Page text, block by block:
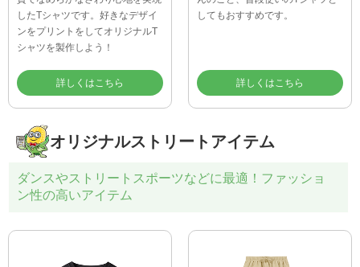
したTシャツです。好きなデザイ
ンをプリントをしてオリジナルT
シャツを製作しよう！
詳しくはこちら
してもおすすめです。
詳しくはこちら
オリジナルストリートアイテム
ダンスやストリートスポーツなどに最適！ファッショ
ン性の高いアイテム